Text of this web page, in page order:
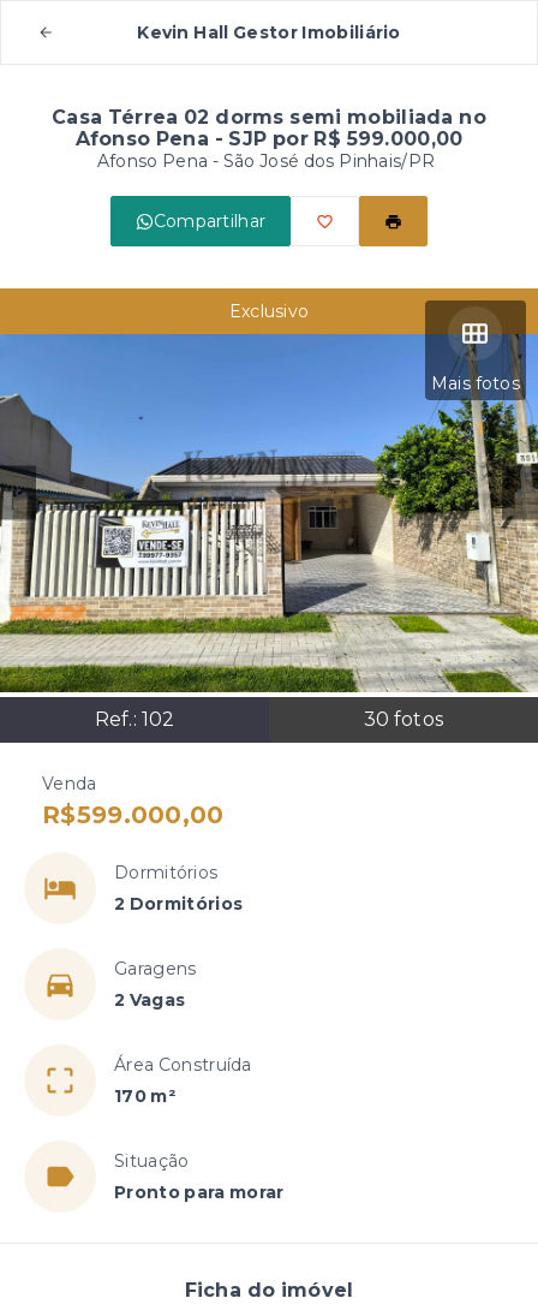
Kevin Hall Gestor Imobiliário
Casa Térrea 02 dorms semi mobiliada no
Afonso Pena - SJP por R$ 599.000,00
Afonso Pena - São José dos Pinhais/PR
Compartilhar
Mais fotos
Ref.: 102 30 fotos
Exclusivo
Venda
R$599.000,00
Dormitórios
2 Dormitórios
Garagens
2 Vagas
Área Construída
170 m²
Situação
Pronto para morar
Ficha do imóvel